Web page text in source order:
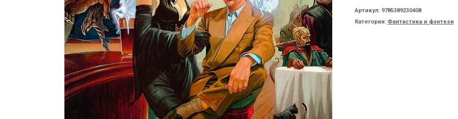
Жестокие
цинковые
Артикул: 9785389230408
Категория: Фантастика и фэнтези